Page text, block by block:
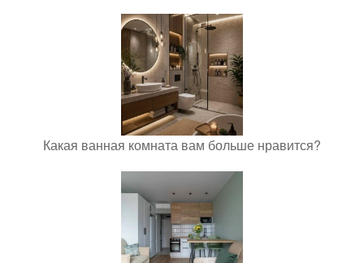
Какая ванная комната вам больше нравится?